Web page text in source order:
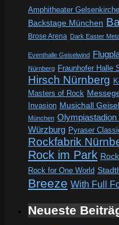
Amphitheater
Backstage München
Brose Arena Dark Easter
Eventhalle Geiselwind
Nürnberg Fraunhofer Halle
Hirsch Nürnberg
Masters of Rock
Invasion Musichall
München Olympiastadion
Würzburg Pyraser
Rockfabrik
Rock im Park
Rock for One World
Breeze With Full
Neueste